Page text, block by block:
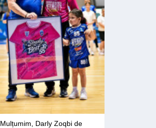
Mulțumim, Darly Zoqbi de